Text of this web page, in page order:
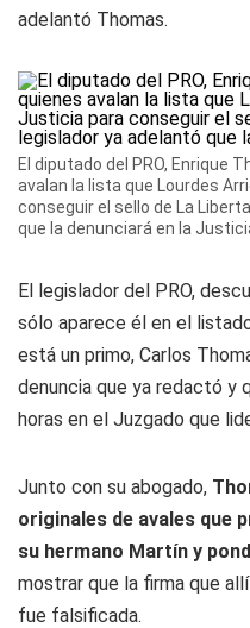
adelantó Thomas.
El diputado del PRO, Enrique
avalan la lista que Lourdes
conseguir el sello de La
que la denunciará en la
El legislador del PRO,
sólo aparece él en el
está un primo, Carlos
denuncia que ya redactó y
horas en el Juzgado que
Junto con su abogado,
originales de avales que
su hermano Martín y
mostrar que la firma que
fue falsificada.